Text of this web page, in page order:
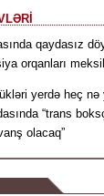
qaydasız
orqanları
yerdə heç nə
“trans
olacaq”